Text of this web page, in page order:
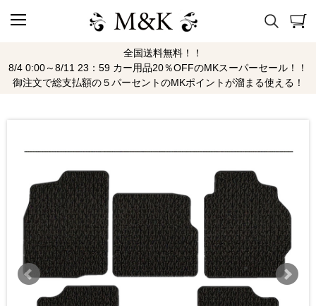
全国送料無料！！
8/4 0:00～8/11 23：59 カー用品20％OFFのMKスーパーセール！！
御注文で総支払額の５パーセントのMKポイントが溜まる使える！